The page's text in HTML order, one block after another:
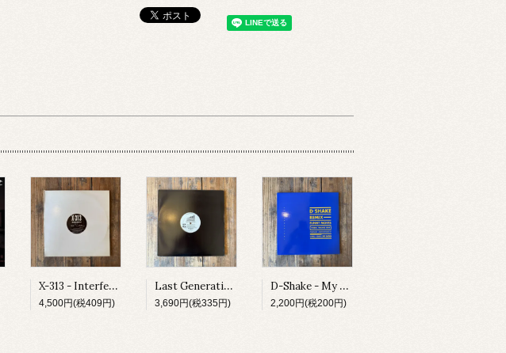
X-313 - Interferon EP
4,500円(税409円)
Last Generation - Spiritual Influence E.P.
3,690円(税335円)
D-Shake - My Heart The Beat / Funny Moves
2,200円(税200円)